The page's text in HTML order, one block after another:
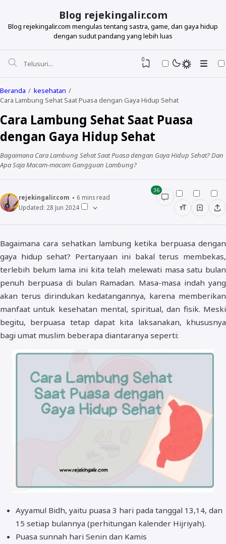
Blog rejekingalir.com
Blog rejekingalir.com mengulas tentang sastra, game, dan gaya hidup
dengan sudut pandang yang lebih luas
0
Beranda
kesehatan
Cara Lambung Sehat Saat Puasa dengan Gaya Hidup Sehat
Cara Lambung Sehat Saat Puasa
dengan Gaya Hidup Sehat
Bagaimana Cara Lambung Sehat Saat Puasa dengan Gaya Hidup Sehat? Dan
Apa Saja Macam-macam Gangguan Lambung?
rejekingalir.com 6 mins read
Updated: 28 Jun 2024
36
Bagaimana cara sehatkan lambung ketika berpuasa dengan
gaya hidup sehat? Pertanyaan ini bakal terus membekas,
terlebih belum lama ini kita telah melewati masa satu bulan
penuh berpuasa di bulan Ramadan. Masa-masa indah yang
akan terus dirindukan kedatangannya, karena memberikan
manfaat untuk kesehatan mental, spiritual, dan fisik. Meski
begitu, berpuasa tetap dapat kita laksanakan, khususnya
bagi umat muslim beberapa diantaranya seperti:
Ayyamul Bidh, yaitu puasa 3 hari pada tanggal 13,14, dan
15 setiap bulannya (perhitungan kalender Hijriyah).
Puasa sunnah hari Senin dan Kamis